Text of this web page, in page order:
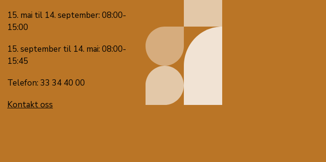
15. mai til 14. september: 08:00-
15:00
15. september til 14. mai: 08:00-
15:45
Telefon: 33 34 40 00
Kontakt oss